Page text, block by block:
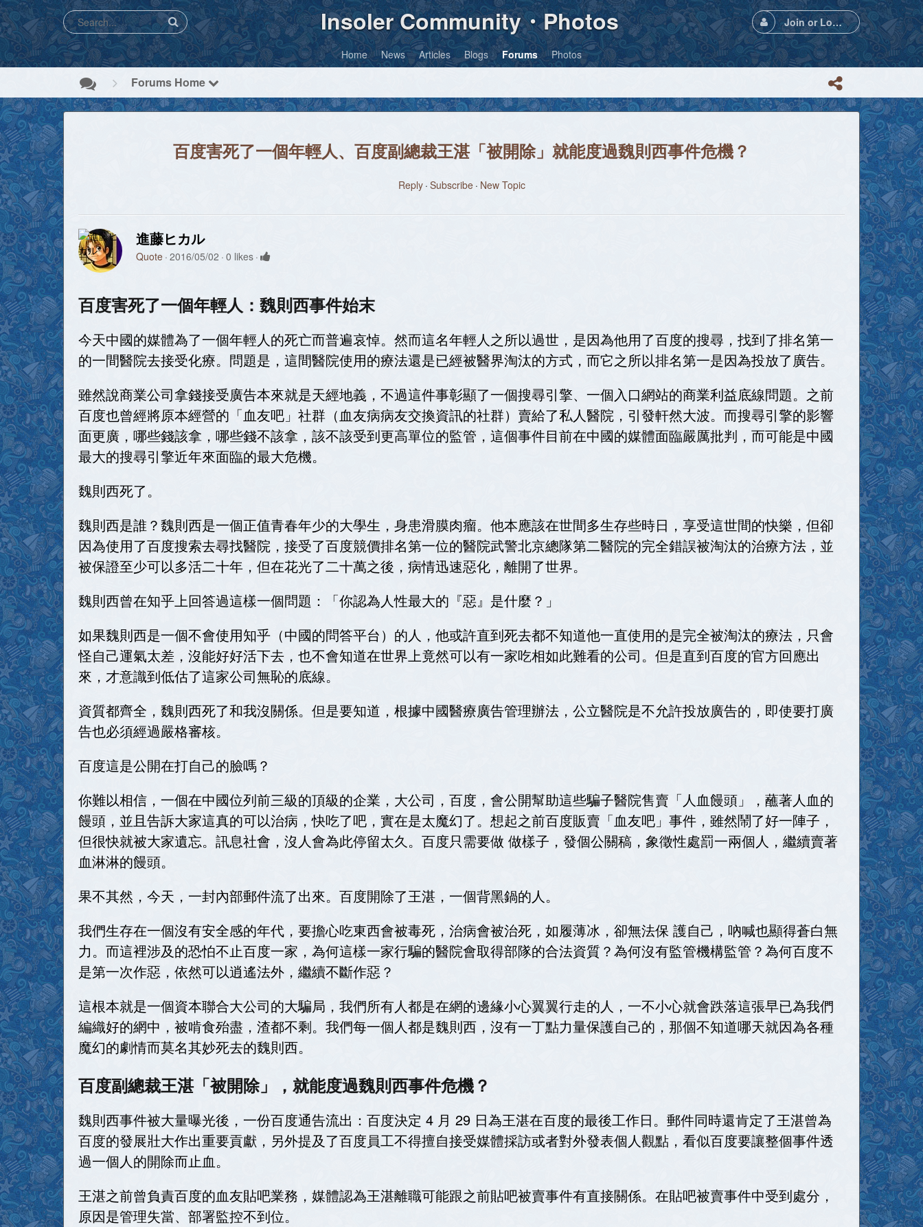
Insoler Community・Photos Join or Login
Home News Articles Blogs Forums Photos
Forums Home
百度害死了一個年輕人、百度副總裁王湛「被開除」就能度過魏則西事件危機？
Reply Subscribe New Topic
進藤ヒカル
Quote 2016/05/02 0 likes
百度害死了一個年輕人：魏則西事件始末
今天中國的媒體為了一個年輕人的死亡而普遍哀悼。然而這名年輕人之所以過世，是因為他用了百度的搜尋，找到了排名第一
的一間醫院去接受化療。問題是，這間醫院使用的療法還是已經被醫界淘汰的方式，而它之所以排名第一是因為投放了廣告。
雖然說商業公司拿錢接受廣告本來就是天經地義，不過這件事彰顯了一個搜尋引擎、一個入口網站的商業利益底線問題。之前
百度也曾經將原本經營的「血友吧」社群（血友病病友交換資訊的社群）賣給了私人醫院，引發軒然大波。而搜尋引擎的影響
面更廣，哪些錢該拿，哪些錢不該拿，該不該受到更高單位的監管，這個事件目前在中國的媒體面臨嚴厲批判，而可能是中國
最大的搜尋引擎近年來面臨的最大危機。
魏則西死了。
魏則西是誰？魏則西是一個正值青春年少的大學生，身患滑膜肉瘤。他本應該在世間多生存些時日，享受這世間的快樂，但卻
因為使用了百度搜索去尋找醫院，接受了百度競價排名第一位的醫院武警北京總隊第二醫院的完全錯誤被淘汰的治療方法，並
被保證至少可以多活二十年，但在花光了二十萬之後，病情迅速惡化，離開了世界。
魏則西曾在知乎上回答過這樣一個問題：「你認為人性最大的『惡』是什麼？」
如果魏則西是一個不會使用知乎（中國的問答平台）的人，他或許直到死去都不知道他一直使用的是完全被淘汰的療法，只會
怪自己運氣太差，沒能好好活下去，也不會知道在世界上竟然可以有一家吃相如此難看的公司。但是直到百度的官方回應出
來，才意識到低估了這家公司無恥的底線。
資質都齊全，魏則西死了和我沒關係。但是要知道，根據中國醫療廣告管理辦法，公立醫院是不允許投放廣告的，即使要打廣
告也必須經過嚴格審核。
百度這是公開在打自己的臉嗎？
你難以相信，一個在中國位列前三級的頂級的企業，大公司，百度，會公開幫助這些騙子醫院售賣「人血饅頭」，蘸著人血的
饅頭，並且告訴大家這真的可以治病，快吃了吧，實在是太魔幻了。想起之前百度販賣「血友吧」事件，雖然鬧了好一陣子，
但很快就被大家遺忘。訊息社會，沒人會為此停留太久。百度只需要做 做樣子，發個公關稿，象徵性處罰一兩個人，繼續賣著
血淋淋的饅頭。
果不其然，今天，一封內部郵件流了出來。百度開除了王湛，一個背黑鍋的人。
我們生存在一個沒有安全感的年代，要擔心吃東西會被毒死，治病會被治死，如履薄冰，卻無法保 護自己，吶喊也顯得蒼白無
力。而這裡涉及的恐怕不止百度一家，為何這樣一家行騙的醫院會取得部隊的合法資質？為何沒有監管機構監管？為何百度不
是第一次作惡，依然可以逍遙法外，繼續不斷作惡？
這根本就是一個資本聯合大公司的大騙局，我們所有人都是在網的邊緣小心翼翼行走的人，一不小心就會跌落這張早已為我們
編織好的網中，被啃食殆盡，渣都不剩。我們每一個人都是魏則西，沒有一丁點力量保護自己的，那個不知道哪天就因為各種
魔幻的劇情而莫名其妙死去的魏則西。
百度副總裁王湛「被開除」，就能度過魏則西事件危機？
魏則西事件被大量曝光後，一份百度通告流出：百度決定 4 月 29 日為王湛在百度的最後工作日。郵件同時還肯定了王湛曾為
百度的發展壯大作出重要貢獻，另外提及了百度員工不得擅自接受媒體採訪或者對外發表個人觀點，看似百度要讓整個事件透
過一個人的開除而止血。
王湛之前曾負責百度的血友貼吧業務，媒體認為王湛離職可能跟之前貼吧被賣事件有直接關係。在貼吧被賣事件中受到處分，
原因是管理失當、部署監控不到位。